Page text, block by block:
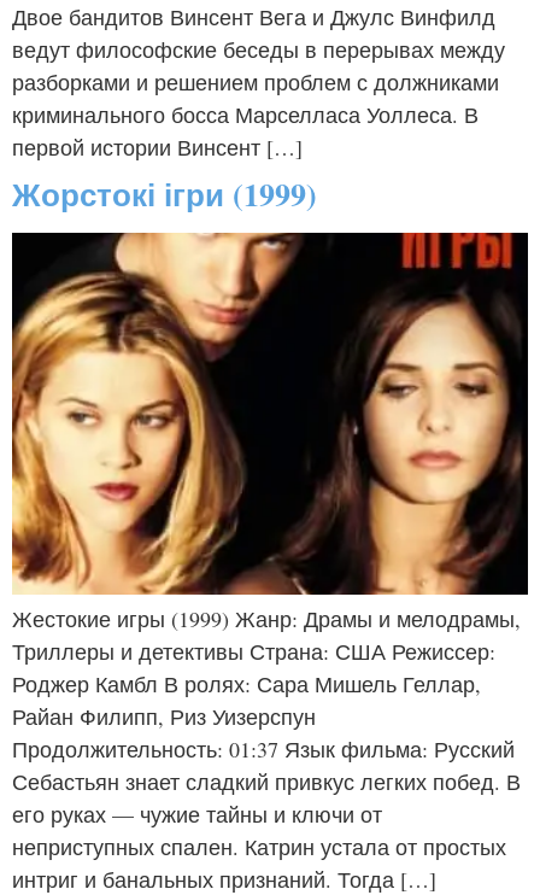
Двое бандитов Винсент Вега и Джулс Винфилд
ведут философские беседы в перерывах между
разборками и решением проблем с должниками
криминального босса Марселласа Уоллеса. В
первой истории Винсент […]
Жорстокі ігри (1999)
Жестокие игры (1999) Жанр: Драмы и мелодрамы,
Триллеры и детективы Страна: США Режиссер:
Роджер Камбл В ролях: Сара Мишель Геллар,
Райан Филипп, Риз Уизерспун
Продолжительность: 01:37 Язык фильма: Русский
Себастьян знает сладкий привкус легких побед. В
его руках — чужие тайны и ключи от
неприступных спален. Катрин устала от простых
интриг и банальных признаний. Тогда […]